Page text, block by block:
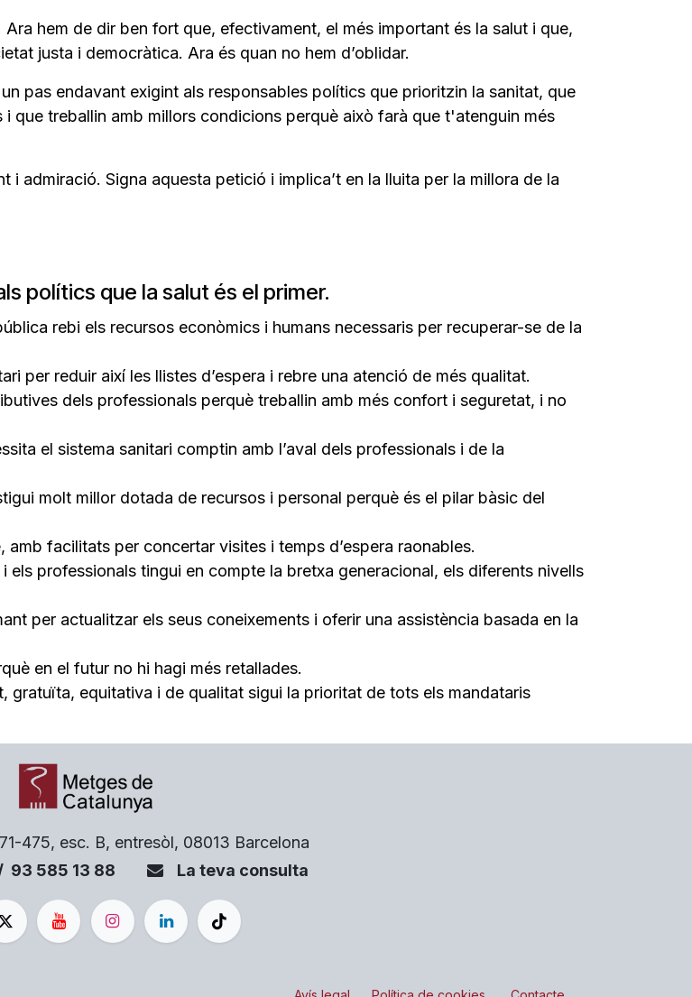
hem de dir ben fort que, efectivament, el més important és la salut i que,
justa i democràtica. Ara és quan no hem d’oblidar.
pas endavant exigint als responsables polítics que prioritzin la sanitat, que
que treballin amb millors condicions perquè això farà que t'atenguin més
i admiració. Signa aquesta petició i implica’t en la lluita per la millora de la
polítics que la salut és el primer.
rebi els recursos econòmics i humans necessaris per recuperar-se de la
per reduir així les llistes d’espera i rebre una atenció de més qualitat.
dels professionals perquè treballin amb més confort i seguretat, i no
el sistema sanitari comptin amb l’aval dels professionals i de la
molt millor dotada de recursos i personal perquè és el pilar bàsic del
facilitats per concertar visites i temps d’espera raonables.
els professionals tingui en compte la bretxa generacional, els diferents nivells
per actualitzar els seus coneixements i oferir una assistència basada en la
en el futur no hi hagi més retallades.
gratuïta, equitativa i de qualitat sigui la prioritat de tots els mandataris
475, esc. B, entresòl, 08013 Barcelona
93 585 13 88
La teva con​sulta